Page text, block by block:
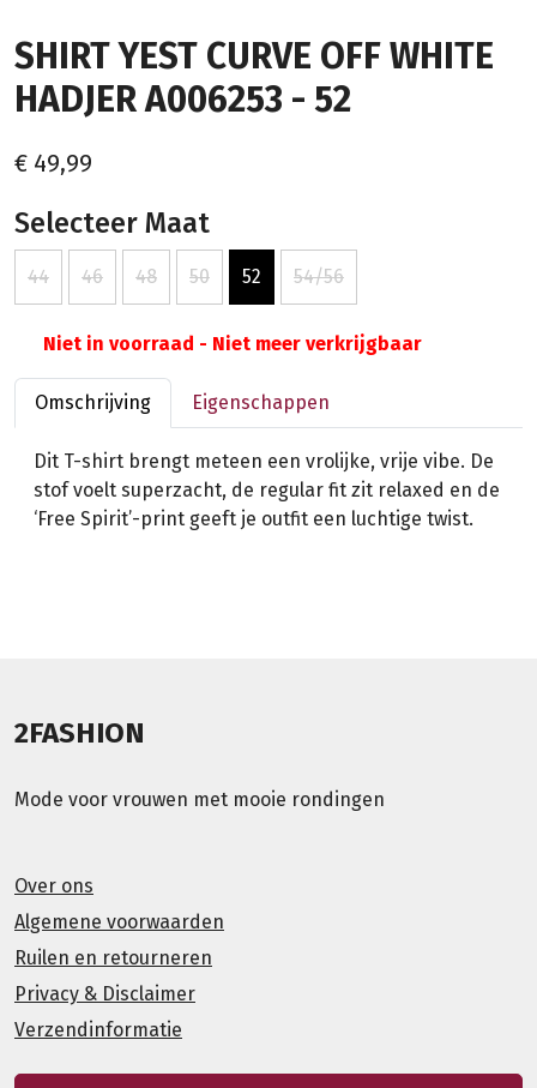
SHIRT YEST CURVE OFF WHITE
HADJER A006253 - 52
€ 49,99
Selecteer Maat
44 46 48 50 52 54/56
Niet in voorraad - Niet meer verkrijgbaar
Omschrijving Eigenschappen
Dit T-shirt brengt meteen een vrolijke, vrije vibe. De
stof voelt superzacht, de regular fit zit relaxed en de
‘Free Spirit’-print geeft je outfit een luchtige twist.
2FASHION
Mode voor vrouwen met mooie rondingen
Over ons
Algemene voorwaarden
Ruilen en retourneren
Privacy & Disclaimer
Verzendinformatie